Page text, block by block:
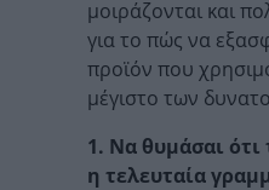
μοιράζονται και
για το πώς να
προϊόν που
μέγιστο των
1. Να θυμάσαι ότι
η τελευταία